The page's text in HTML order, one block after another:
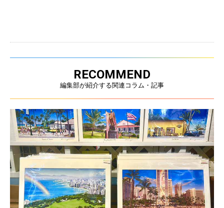
RECOMMEND
編集部が紹介する関連コラム・記事